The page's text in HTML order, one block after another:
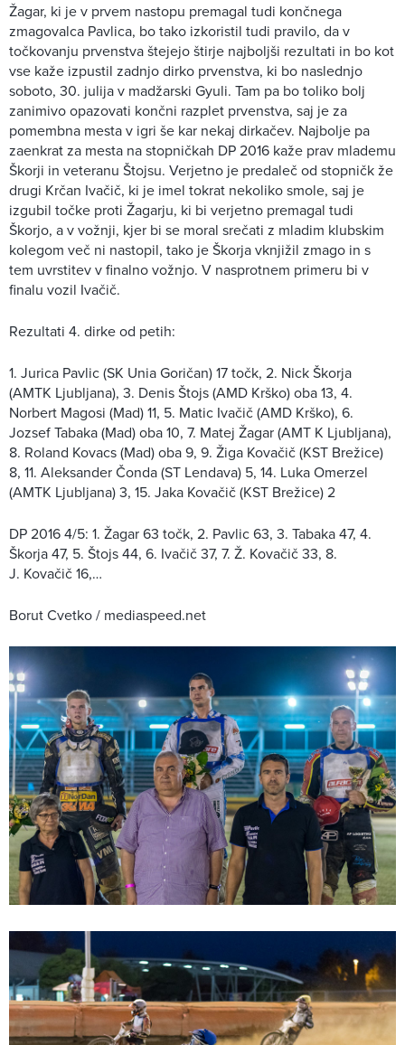
Žagar, ki je v prvem nastopu premagal tudi končnega
zmagovalca Pavlica, bo tako izkoristil tudi pravilo, da v
točkovanju prvenstva štejejo štirje najboljši rezultati in bo kot
vse kaže izpustil zadnjo dirko prvenstva, ki bo naslednjo
soboto, 30. julija v madžarski Gyuli. Tam pa bo toliko bolj
zanimivo opazovati končni razplet prvenstva, saj je za
pomembna mesta v igri še kar nekaj dirkačev. Najbolje pa
zaenkrat za mesta na stopničkah DP 2016 kaže prav mlademu
Škorji in veteranu Štojsu. Verjetno je predaleč od stopničk že
drugi Krčan Ivačič, ki je imel tokrat nekoliko smole, saj je
izgubil točke proti Žagarju, ki bi verjetno premagal tudi
Škorjo, a v vožnji, kjer bi se moral srečati z mladim klubskim
kolegom več ni nastopil, tako je Škorja vknjižil zmago in s
tem uvrstitev v finalno vožnjo. V nasprotnem primeru bi v
finalu vozil Ivačič.
Rezultati 4. dirke od petih:
1. Jurica Pavlic (SK Unia Goričan) 17 točk, 2. Nick Škorja
(AMTK Ljubljana), 3. Denis Štojs (AMD Krško) oba 13, 4.
Norbert Magosi (Mad) 11, 5. Matic Ivačič (AMD Krško), 6.
Jozsef Tabaka (Mad) oba 10, 7. Matej Žagar (AMT K Ljubljana),
8. Roland Kovacs (Mad) oba 9, 9. Žiga Kovačič (KST Brežice)
8, 11. Aleksander Čonda (ST Lendava) 5, 14. Luka Omerzel
(AMTK Ljubljana) 3, 15. Jaka Kovačič (KST Brežice) 2
DP 2016 4/5: 1. Žagar 63 točk, 2. Pavlic 63, 3. Tabaka 47, 4.
Škorja 47, 5. Štojs 44, 6. Ivačič 37, 7. Ž. Kovačič 33, 8.
J. Kovačič 16,…
Borut Cvetko / mediaspeed.net